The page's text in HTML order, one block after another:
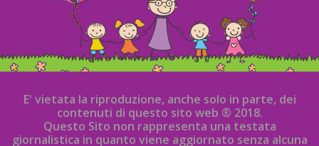
E' vietata la riproduzione, anche solo in parte, dei
contenuti di questo sito web ® 2018.
Questo Sito non rappresenta una testata
giornalistica in quanto viene aggiornato senza alcuna